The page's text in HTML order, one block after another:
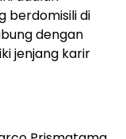
berdomisili di
dengan
jenjang karir